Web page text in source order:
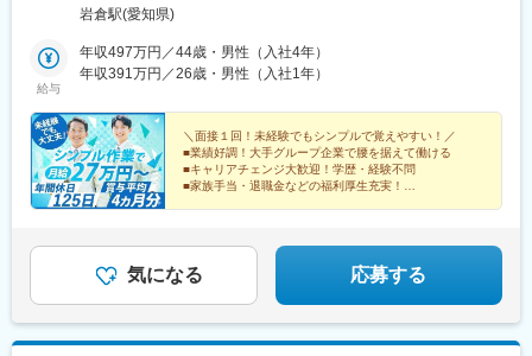
ほど。さまざまなエリアから通勤されています！＜受動喫煙対
岩倉駅(愛知県)
給与
年収497万円／44歳・男性（入社4年）
年収391万円／26歳・男性（入社1年）
＼面接１回！未経験でもシンプルで覚えやすい！／
■業績好調！大手グループ企業で腰を据えて働ける
■キャリアチェンジ大歓迎！学歴・経験不問
■家族手当・退職金などの福利厚生充実！
気になる 応募する